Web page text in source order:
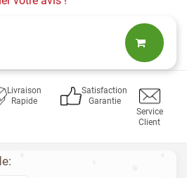
Livraison
Rapide
Satisfaction
Garantie
Service
Client